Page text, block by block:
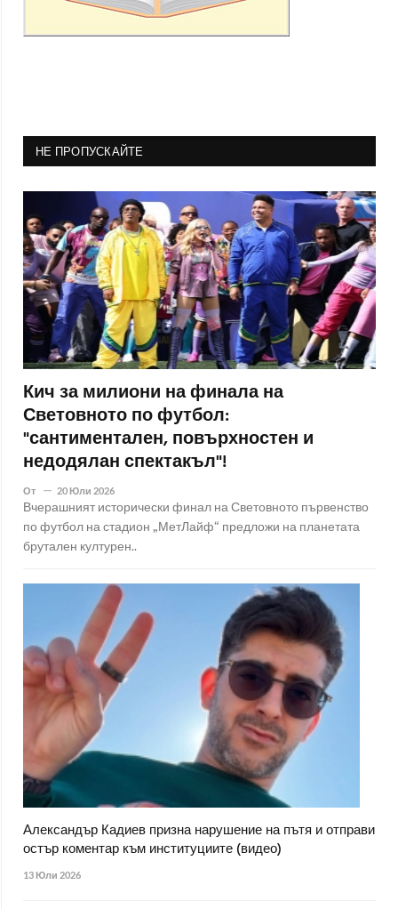
НЕ ПРОПУСКАЙТЕ
Кич за милиони на финала на
Световното по футбол:
"сантиментален, повърхностен и
недодялан спектакъл"!
От 20 Юли 2026
Вчерашният исторически финал на Световното първенство
по футбол на стадион „МетЛайф“ предложи на планетата
брутален културен..
Александър Кадиев призна нарушение на пътя и отправи
остър коментар към институциите (видео)
13 Юли 2026